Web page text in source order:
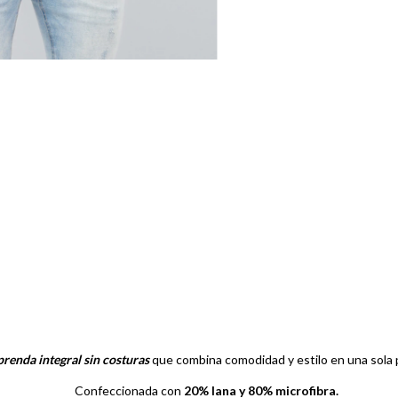
integral sin costurasque combina comodidad y estilo en una sola
Confeccionada con 20% lana y 80% microfibra.